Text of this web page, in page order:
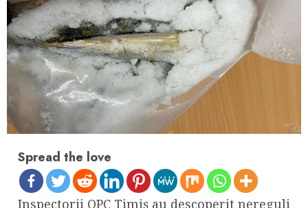
Spread the love
Inspectorii OPC Timiș au descoperit nereguli